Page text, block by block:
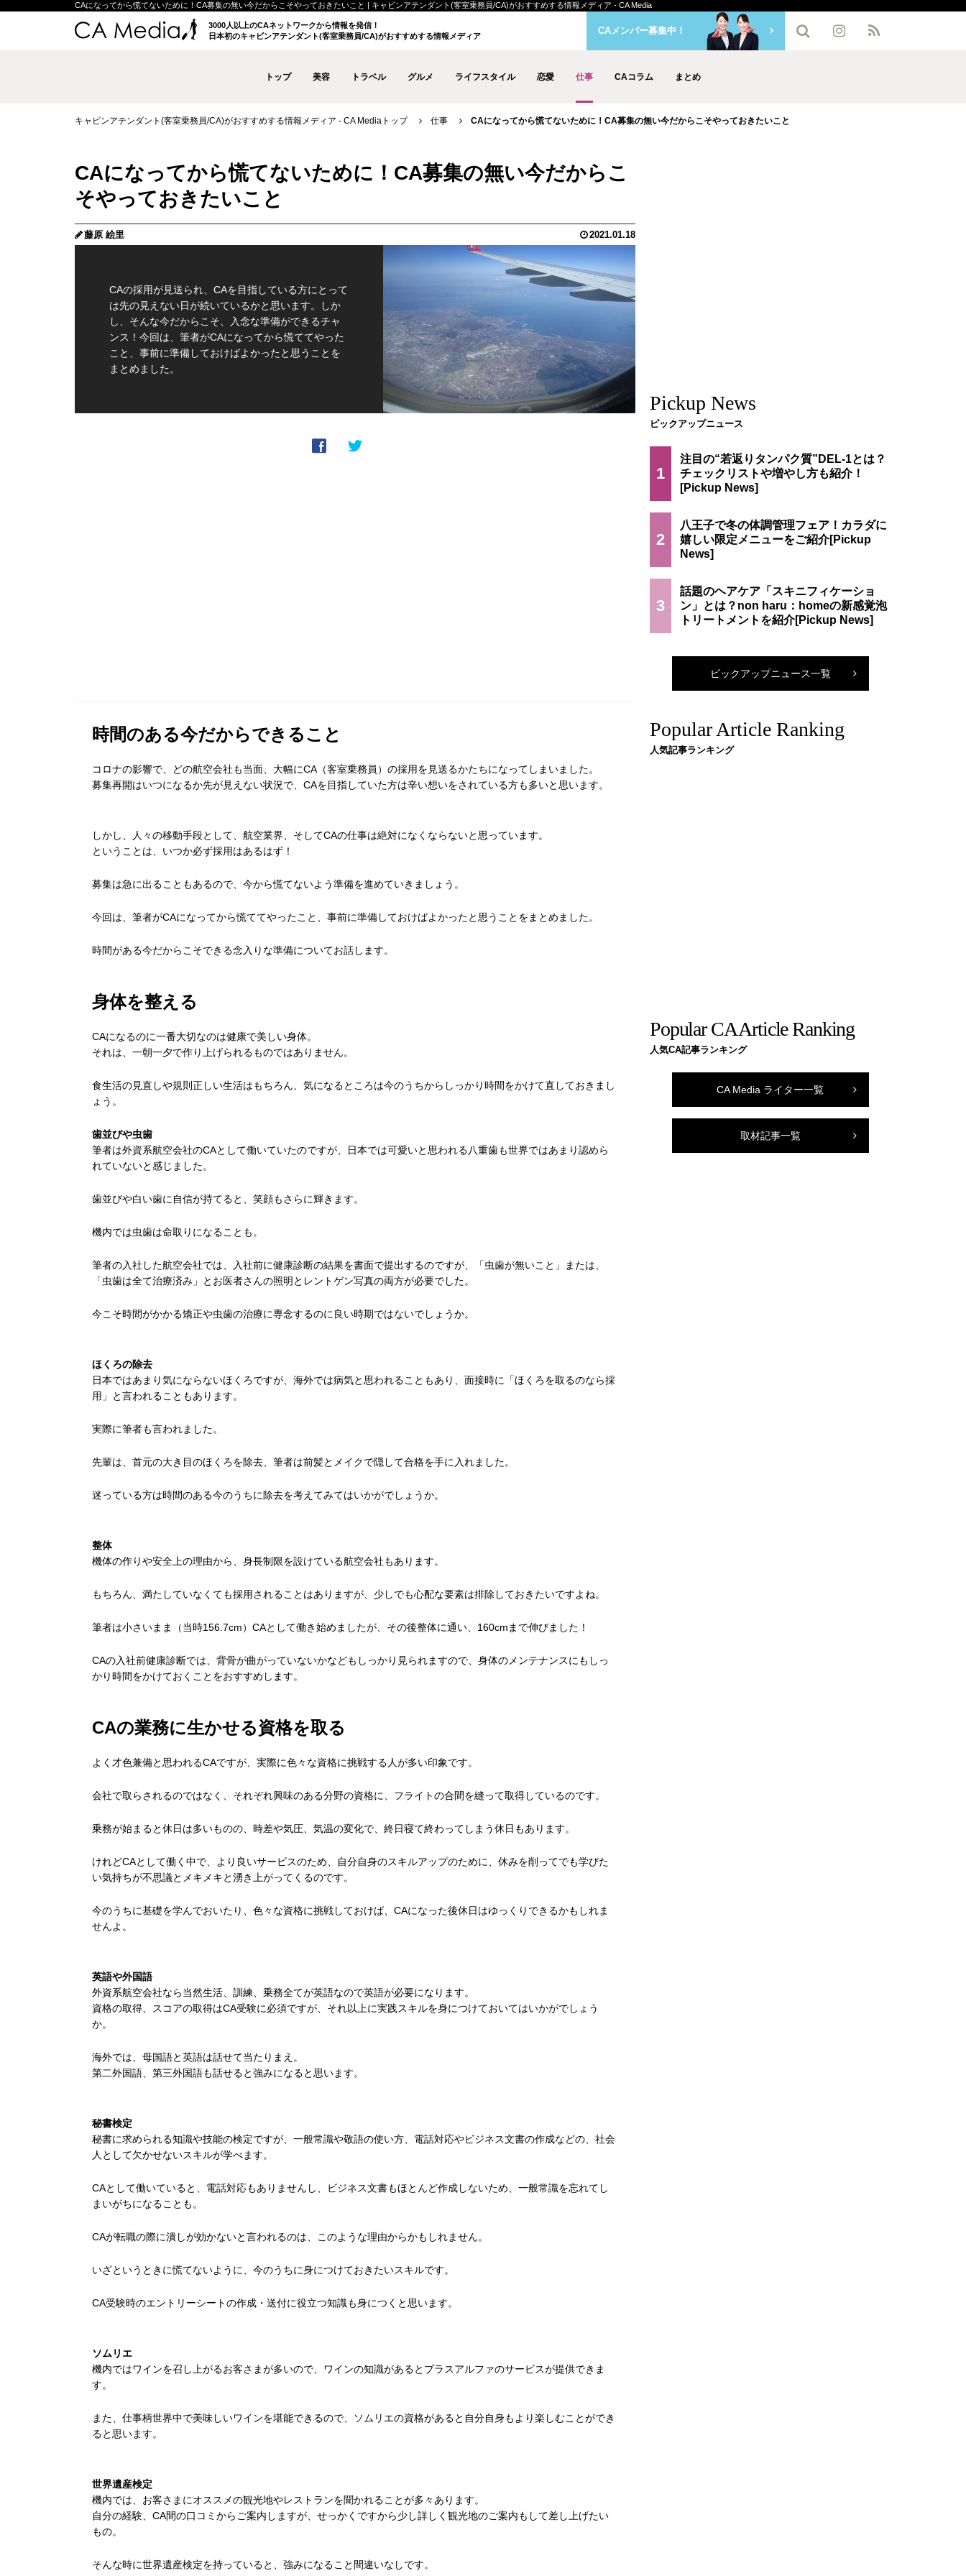
CAになってから慌てないために！CA募集の無い今だからこそやっておきたいこと | キャビンアテンダント(客室乗務員/CA)がおすすめする情報メディア - CA Media
3000人以上のCAネットワークから情報を発信！
日本初のキャビンアテンダント(客室乗務員/CA)がおすすめする情報メディア
トップ 美容 トラベル グルメ ライフスタイル 恋愛 仕事 CAコラム まとめ
CAメンバー募集中！
キャビンアテンダント(客室乗務員/CA)がおすすめする情報メディア - CA Mediaトップ 仕事 CAになってから慌てないために！CA募集の無い今だからこそやっておきたいこと
CAになってから慌てないために！CA募集の無い今だからこ
そやっておきたいこと
藤原 絵里 2021.01.18
CAの採用が見送られ、CAを目指している方にとって
は先の見えない日が続いているかと思います。しか
し、そんな今だからこそ、入念な準備ができるチャ
ンス！今回は、筆者がCAになってから慌ててやった
こと、事前に準備しておけばよかったと思うことを
まとめました。
時間のある今だからできること
コロナの影響で、どの航空会社も当面、大幅にCA（客室乗務員）の採用を見送るかたちになってしまいました。
募集再開はいつになるか先が見えない状況で、CAを目指していた方は辛い想いをされている方も多いと思います。
しかし、人々の移動手段として、航空業界、そしてCAの仕事は絶対になくならないと思っています。
ということは、いつか必ず採用はあるはず！
募集は急に出ることもあるので、今から慌てないよう準備を進めていきましょう。
今回は、筆者がCAになってから慌ててやったこと、事前に準備しておけばよかったと思うことをまとめました。
時間がある今だからこそできる念入りな準備についてお話します。
身体を整える
CAになるのに一番大切なのは健康で美しい身体。
それは、一朝一夕で作り上げられるものではありません。
食生活の見直しや規則正しい生活はもちろん、気になるところは今のうちからしっかり時間をかけて直しておきまし
ょう。
歯並びや虫歯
筆者は外資系航空会社のCAとして働いていたのですが、日本では可愛いと思われる八重歯も世界ではあまり認めら
れていないと感じました。
歯並びや白い歯に自信が持てると、笑顔もさらに輝きます。
機内では虫歯は命取りになることも。
筆者の入社した航空会社では、入社前に健康診断の結果を書面で提出するのですが、「虫歯が無いこと」または、
「虫歯は全て治療済み」とお医者さんの照明とレントゲン写真の両方が必要でした。
今こそ時間がかかる矯正や虫歯の治療に専念するのに良い時期ではないでしょうか。
ほくろの除去
日本ではあまり気にならないほくろですが、海外では病気と思われることもあり、面接時に「ほくろを取るのなら採
用」と言われることもあります。
実際に筆者も言われました。
先輩は、首元の大き目のほくろを除去、筆者は前髪とメイクで隠して合格を手に入れました。
迷っている方は時間のある今のうちに除去を考えてみてはいかがでしょうか。
整体
機体の作りや安全上の理由から、身長制限を設けている航空会社もあります。
もちろん、満たしていなくても採用されることはありますが、少しでも心配な要素は排除しておきたいですよね。
筆者は小さいまま（当時156.7cm）CAとして働き始めましたが、その後整体に通い、160cmまで伸びました！
CAの入社前健康診断では、背骨が曲がっていないかなどもしっかり見られますので、身体のメンテナンスにもしっ
かり時間をかけておくことをおすすめします。
CAの業務に生かせる資格を取る
よく才色兼備と思われるCAですが、実際に色々な資格に挑戦する人が多い印象です。
会社で取らされるのではなく、それぞれ興味のある分野の資格に、フライトの合間を縫って取得しているのです。
乗務が始まると休日は多いものの、時差や気圧、気温の変化で、終日寝て終わってしまう休日もあります。
けれどCAとして働く中で、より良いサービスのため、自分自身のスキルアップのために、休みを削ってでも学びた
い気持ちが不思議とメキメキと湧き上がってくるのです。
今のうちに基礎を学んでおいたり、色々な資格に挑戦しておけば、CAになった後休日はゆっくりできるかもしれま
せんよ。
英語や外国語
外資系航空会社なら当然生活、訓練、乗務全てが英語なので英語が必要になります。
資格の取得、スコアの取得はCA受験に必須ですが、それ以上に実践スキルを身につけておいてはいかがでしょう
か。
海外では、母国語と英語は話せて当たりまえ。
第二外国語、第三外国語も話せると強みになると思います。
秘書検定
秘書に求められる知識や技能の検定ですが、一般常識や敬語の使い方、電話対応やビジネス文書の作成などの、社会
人として欠かせないスキルが学べます。
CAとして働いていると、電話対応もありませんし、ビジネス文書もほとんど作成しないため、一般常識を忘れてし
まいがちになることも。
CAが転職の際に潰しが効かないと言われるのは、このような理由からかもしれません。
いざというときに慌てないように、今のうちに身につけておきたいスキルです。
CA受験時のエントリーシートの作成・送付に役立つ知識も身につくと思います。
ソムリエ
機内ではワインを召し上がるお客さまが多いので、ワインの知識があるとプラスアルファのサービスが提供できま
す。
また、仕事柄世界中で美味しいワインを堪能できるので、ソムリエの資格があると自分自身もより楽しむことができ
ると思います。
世界遺産検定
機内では、お客さまにオススメの観光地やレストランを聞かれることが多々あります。
自分の経験、CA間の口コミからご案内しますが、せっかくですから少し詳しく観光地のご案内もして差し上げたい
もの。
そんな時に世界遺産検定を持っていると、強みになること間違いなしです。
Pickup News
ピックアップニュース
1
注目の“若返りタンパク質”DEL-1とは？
チェックリストや増やし方も紹介！
2
八王子で冬の体調管理フェア！カラダに
嬉しい限定メニューをご紹介
3
話題のヘアケア「スキニフィケーショ
ン」とは？non haru：homeの新感覚泡
トリートメントを紹介
ピックアップニュース一覧
Popular Article Ranking
人気記事ランキング
Popular CA Article Ranking
人気CA記事ランキング
CA Media ライター一覧
取材記事一覧